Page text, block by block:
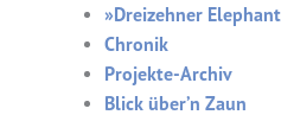
»Dreizehner
Chronik
Projekte-Archiv
Blick über’n Zaun